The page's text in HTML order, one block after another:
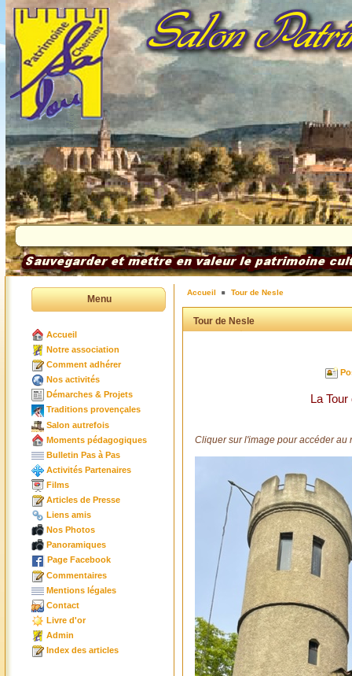
Menu
Accueil
Notre association
Comment adhérer
Nos activités
Démarches & Projets
Traditions provençales
Salon autrefois
Moments pédagogiques
Bulletin Pas à Pas
Activités Partenaires
Films
Articles de Presse
Liens amis
Nos Photos
Panoramiques
Page Facebook
Commentaires
Mentions légales
Contact
Livre d'or
Admin
Index des articles
Accueil Tour de Nesle
Tour de Nesle
La
Cliquer sur l'image pour accéder au